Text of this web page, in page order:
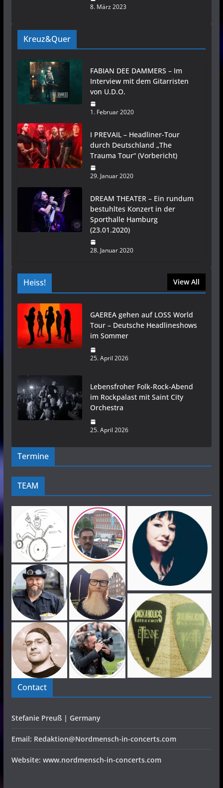
8. März 2023
Kreuz&Quer
FABIAN DEE DAMMERS – Im
Interview mit dem Gitarristen
von U.D.O.
1. Februar 2020
I PREVAIL – Headliner-Tour
durch Deutschland „The
Trauma Tour“ (Vorbericht)
29. Januar 2020
DREAM THEATER – Ein rundum
bestuhltes Konzert in der
Sporthalle Hamburg
(23.01.2020)
28. Januar 2020
Heiss! View All
GAEREA gehen auf LOSS World
Tour – Deutsche Headlineshows
im Sommer
25. April 2026
Lebensfroher Folk-Rock-Abend
im Rockpalast mit Saint City
Orchestra
25. April 2026
Termine
TEAM
Contact
Stefanie Preuß | Germany
Email: Redaktion@Nordmensch-in-concerts.com
Website: www.nordmensch-in-concerts.com